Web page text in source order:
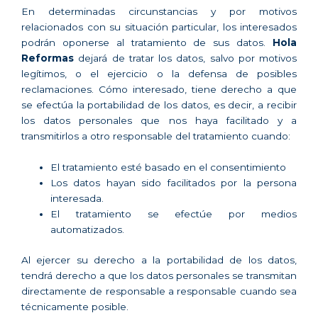
En determinadas circunstancias y por motivos
relacionados con su situación particular, los interesados
podrán oponerse al tratamiento de sus datos. Hola
Reformas dejará de tratar los datos, salvo por motivos
legítimos, o el ejercicio o la defensa de posibles
reclamaciones. Cómo interesado, tiene derecho a que
se efectúa la portabilidad de los datos, es decir, a recibir
los datos personales que nos haya facilitado y a
transmitirlos a otro responsable del tratamiento cuando:
El tratamiento esté basado en el consentimiento
Los datos hayan sido facilitados por la persona
interesada.
El tratamiento se efectúe por medios
automatizados.
Al ejercer su derecho a la portabilidad de los datos,
tendrá derecho a que los datos personales se transmitan
directamente de responsable a responsable cuando sea
técnicamente posible.